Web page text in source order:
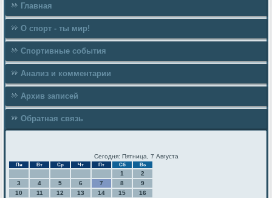
Главная
О спорт - ты мир!
Спортивные события
Анализ и комментарии
Архив записей
Обратная связь
Сегодня: Пятница, 7 Августа
Пн Вт Ср Чт Пт Сб Вс
1
2
3
4 5 6 7 8
9
10
11 12 13 14 15
16